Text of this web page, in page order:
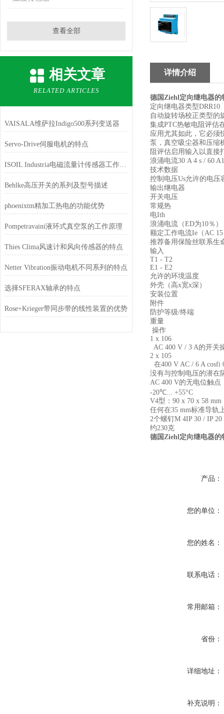
查看全部
相关文章
RELATED ARTICLES
VAISALA维萨拉Indigo500系列变送器
Servo-Drive伺服电机的特点
ISOIL Industria电磁流量计传感器工作原理
Behlke高压开关的系列及型号描述
phoenixtm精加工热电的功能优势
Pompetravaini液环式真空泵的工作原理
Thies Clima风速计和风向传感器的特点
Netter Vibration振动电机不同系列的特点
选择SFERAX轴承的特点
Rose+Krieger带同步带的线性装置的优势
详情介绍
德国Ziehl定向继电器的
定向继电器类型DRR10
自动旋转场校正类型的
集成PTC热敏电阻评估
应用尤其如此，它必须
泵，真空吸尘器和压缩
阻评估启用输入以直接
浪涌电流30 A 4 s / 60
技术数据
控制电压Us允许的电压
输出继电器
开关电压
常规热
电Ith
浪涌电流（ED为10％）
额定工作电流Ie（AC
推荐备用保险丝联系生
输入
T1 - T2
E1 - E2
允许的环境温度
外壳（高x宽x深）
安装位置
附件
防护等级/终端
重量
操作
1 x 106
AC 400 V / 3 A的开关
2 x 105
在400 V AC / 6 A cosfi
没有与控制电压的潜在
AC 400 V的无电位触点
-20℃... +55°C
V4型：90 x 70 x 58
任何在35 mm标准导轨
2个螺钉M 4IP 30 / IP 20
约230克
德国Ziehl定向继电器的
产品：
您的单位：
您的姓名：
联系电话：
常用邮箱：
省份：
详细地址：
补充说明：